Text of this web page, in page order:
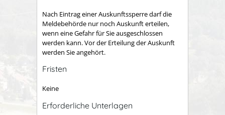
Nach Eintrag einer Auskunftssperre darf die
Meldebehörde nur noch Auskunft erteilen,
wenn eine Gefahr für Sie ausgeschlossen
werden kann. Vor der Erteilung der Auskunft
werden Sie angehört.
Fristen
Keine
Erforderliche Unterlagen